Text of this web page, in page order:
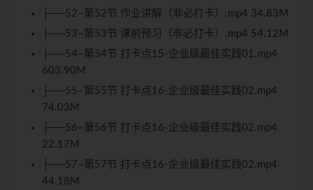
├──52–第52节 作业讲解（非必打卡）.mp4 34.83M
├──53–第53节 课前预习（非必打卡）.mp4 54.12M
├──54–第54节 打卡点15-企业级最佳实践01.mp4
603.90M
├──55–第55节 打卡点16-企业级最佳实践02.mp4
74.03M
├──56–第56节 打卡点16-企业级最佳实践02.mp4
22.17M
├──57–第57节 打卡点16-企业级最佳实践02.mp4
44.18M